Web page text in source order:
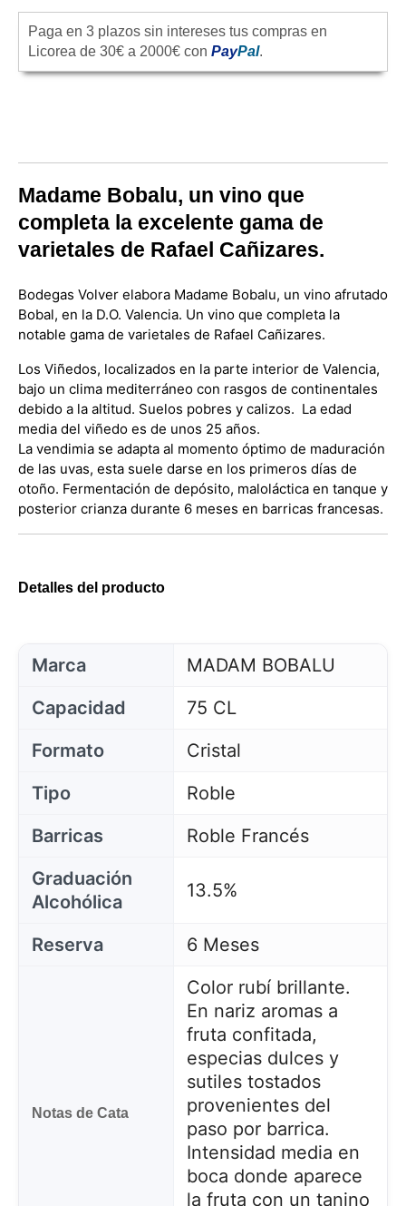
Paga en 3 plazos sin intereses tus compras en
Licorea de 30€ a 2000€ con PayPal.
Madame Bobalu, un vino que
completa la excelente gama de
varietales de Rafael Cañizares.
Bodegas Volver elabora Madame Bobalu, un vino afrutado
Bobal, en la D.O. Valencia. Un vino que completa la
notable gama de varietales de Rafael Cañizares.
Los Viñedos, localizados en la parte interior de Valencia,
bajo un clima mediterráneo con rasgos de continentales
debido a la altitud. Suelos pobres y calizos. La edad
media del viñedo es de unos 25 años.
La vendimia se adapta al momento óptimo de maduración
de las uvas, esta suele darse en los primeros días de
otoño. Fermentación de depósito, maloláctica en tanque y
posterior crianza durante 6 meses en barricas francesas.
Detalles del producto
Marca
MADAM BOBALU
Capacidad
75 CL
Formato
Cristal
Tipo
Roble
Barricas
Roble Francés
Graduación
Alcohólica
13.5%
Reserva 6 Meses
Notas de Cata
Color rubí brillante.
En nariz aromas a
fruta confitada,
especias dulces y
sutiles tostados
provenientes del
paso por barrica.
Intensidad media en
boca donde aparece
la fruta con un tanino